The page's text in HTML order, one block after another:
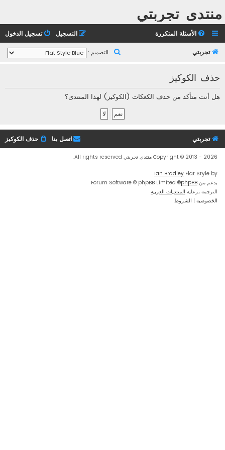
منتدى تجربتي
الأسئلة المتكررة تسجيل الدخول التسجيل
تجربتي التصميم :
حذف الكوكيز
هل أنت متأكد من حذف الكعكات (الكوكيز) لهذا المنتدى؟
تجربتي حذف الكوكيز اتصل بنا
Copyright © 2013 - 2026 منتدى تجربتي All rights reserved.
Flat Style by
Ian Bradley
بدعم من phpBB
® Forum Software © phpBB Limited
الترجمة برعاية المنتديات العربية
الخصوصية | الشروط